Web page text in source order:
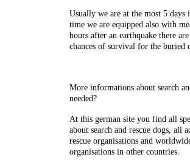
Usually we are at the most 5 days
time we are equipped also with
hours after an earthquake there
chances of survival for the buried
More informations about search
needed?
At this german site you find all
about search and rescue dogs, all
rescue organisations and
organisations in other countries.